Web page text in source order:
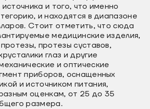
и того, что именно
и находятся в диапазоне
Стоит отметить, что сюда
медицинские изделия,
протезы суставов,
глаз и другие
и оптические
приборов, оснащенных
и источником питания,
оценкам, от 25 до 35
размера.